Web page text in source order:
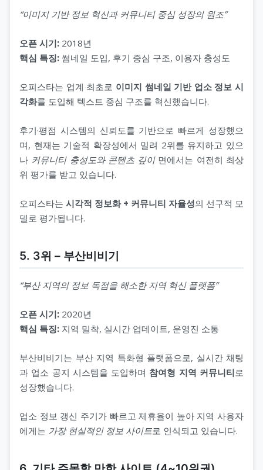
“이미지 기반 정보 혁신과 커뮤니티 중심 성장의 원조”
오픈 시기: 2018년
핵심 특징: 썸네일 도입, 후기 중심 구조, 이용자 충성도
오피스타는 업계 최초로 이미지 썸네일 기반 업소 정보 시
각화를 도입해 텍스트 중심 구조를 혁신했습니다.
후기·평점 시스템의 신뢰도를 기반으로 빠르게 성장했으
며, 현재는 기술적 확장성에서 밀려 2위를 유지하고 있으
나 커뮤니티 충성도와 콘텐츠 깊이면에서는 여전히 최상
위 평가를 받고 있습니다.
오피스타는 시각적 정보화 + 커뮤니티 자율성의 선구적 모
델로 평가됩니다.
5. 3위 – 부산비비기
“부산 지역의 정보 독점을 해소한 지역 혁신 플랫폼”
오픈 시기: 2020년
핵심 특징: 지역 밀착, 실시간 업데이트, 운영진 소통
부산비비기는 부산 지역 특화형 플랫폼으로, 실시간 채팅
과 업소 공지 시스템을 도입하며 참여형 지역 커뮤니티로
성장했습니다.
업소 정보 갱신 주기가 빠르고 제휴율이 높아 지역 사용자
에게는 가장 현실적인 정보 사이트로 인식되고 있습니다.